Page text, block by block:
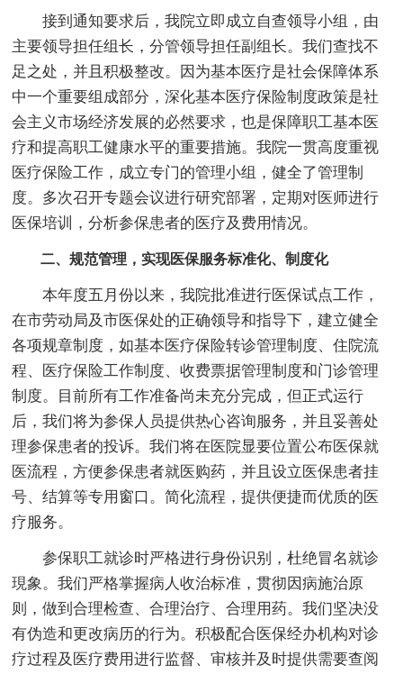
接到通知要求后，我院立即成立自查领导小组，由
主要领导担任组长，分管领导担任副组长。我们查找不
足之处，并且积极整改。因为基本医疗是社会保障体系
中一个重要组成部分，深化基本医疗保险制度政策是社
会主义市场经济发展的必然要求，也是保障职工基本医
疗和提高职工健康水平的重要措施。我院一贯高度重视
医疗保险工作，成立专门的管理小组，健全了管理制
度。多次召开专题会议进行研究部署，定期对医师进行
医保培训，分析参保患者的医疗及费用情况。
二、规范管理，实现医保服务标准化、制度化
本年度五月份以来，我院批准进行医保试点工作，
在市劳动局及市医保处的正确领导和指导下，建立健全
各项规章制度，如基本医疗保险转诊管理制度、住院流
程、医疗保险工作制度、收费票据管理制度和门诊管理
制度。目前所有工作准备尚未充分完成，但正式运行
后，我们将为参保人员提供热心咨询服务，并且妥善处
理参保患者的投诉。我们将在医院显要位置公布医保就
医流程，方便参保患者就医购药，并且设立医保患者挂
号、结算等专用窗口。简化流程，提供便捷而优质的医
疗服务。
参保职工就诊时严格进行身份识别，杜绝冒名就诊
現象。我们严格掌握病人收治标准，贯彻因病施治原
则，做到合理检查、合理治疗、合理用药。我们坚决没
有伪造和更改病历的行为。积极配合医保经办机构对诊
疗过程及医疗费用进行监督、审核并及时提供需要查阅